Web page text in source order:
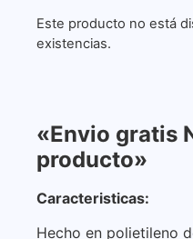
Este producto no está
existencias.
«Envio gratis
producto»
Caracteristicas:
Hecho en polietileno